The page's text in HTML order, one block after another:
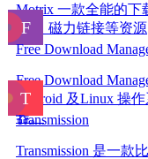
Motrix 一款全能的下
BT、磁力链接等资源
Free Download
Free Download
Android 及Linux 操
器。
Transmission
Transmission 是一款